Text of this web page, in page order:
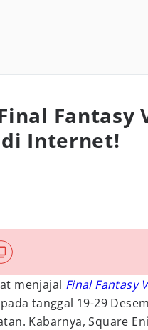
Fantasy
di Internet!
menjajal Final Fantasy
tanggal 19-29
Kabarnya, Square